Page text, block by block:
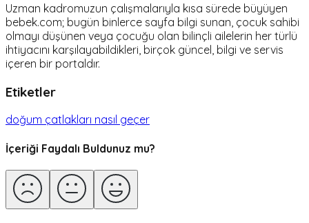
Uzman kadromuzun çalışmalarıyla kısa sürede büyüyen
bebek.com; bugün binlerce sayfa bilgi sunan, çocuk sahibi
olmayı düşünen veya çocuğu olan bilinçli ailelerin her türlü
ihtiyacını karşılayabildikleri, birçok güncel, bilgi ve servis
içeren bir portaldır.
Etiketler
doğum çatlakları nasıl geçer
İçeriği Faydalı Buldunuz mu?